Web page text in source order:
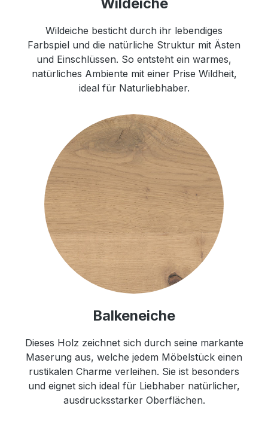
Wildeiche besticht durch ihr lebendiges
Farbspiel und die natürliche Struktur mit Ästen
und Einschlüssen. So entsteht ein warmes,
natürliches Ambiente mit einer Prise Wildheit,
ideal für Naturliebhaber.
Balkeneiche
Dieses Holz zeichnet sich durch seine markante
Maserung aus, welche jedem Möbelstück einen
rustikalen Charme verleihen. Sie ist besonders
und eignet sich ideal für Liebhaber natürlicher,
ausdrucksstarker Oberflächen.